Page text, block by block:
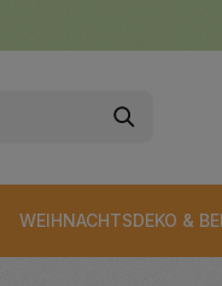
WEIHNACHTSDEKO &